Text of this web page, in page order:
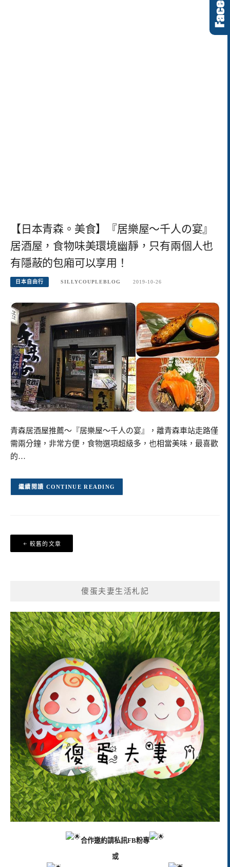
【日本青森。美食】『居樂屋～千人の宴』
居酒屋，食物味美環境幽靜，只有兩個人也
有隱蔽的包廂可以享用！
日本自由行 SILLYCOUPLEBLOG 2019-10-26
青森居酒屋推薦～『居樂屋～千人の宴』，離青森車站走路僅
需兩分鐘，非常方便，食物選項超級多，也相當美味，最喜歡
的…
CONTINUE READING
文
章
較舊的文章
傻蛋夫妻生活札記
合作邀約請私訊FB粉專
或